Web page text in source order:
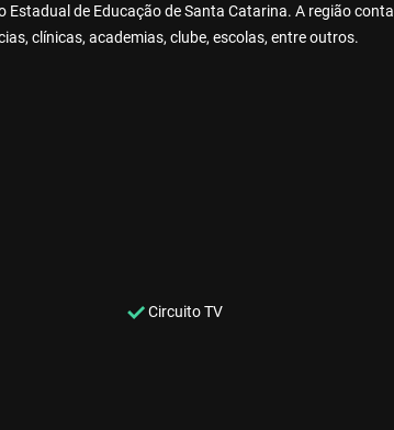
de Educação de Santa Catarina. A região conta
clínicas, academias, clube, escolas, entre outros.
Circuito TV